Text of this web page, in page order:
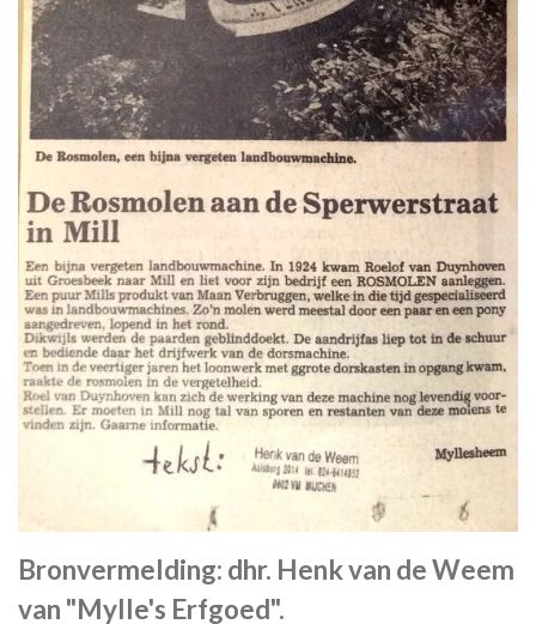
Bronvermelding: dhr. Henk van de Weem
van "Mylle's Erfgoed".